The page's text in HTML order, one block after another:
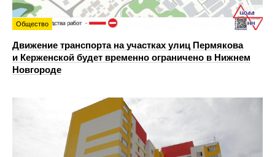
Общество
Движение транспорта на участках улиц Пермякова
и Керженской будет временно ограничено в Нижнем
Новгороде